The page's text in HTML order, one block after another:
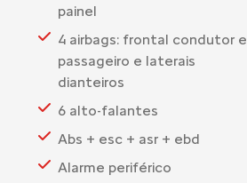
painel
4 airbags: frontal condutor e
passageiro e laterais
dianteiros
6 alto-falantes
Abs + esc + asr + ebd
Alarme periférico